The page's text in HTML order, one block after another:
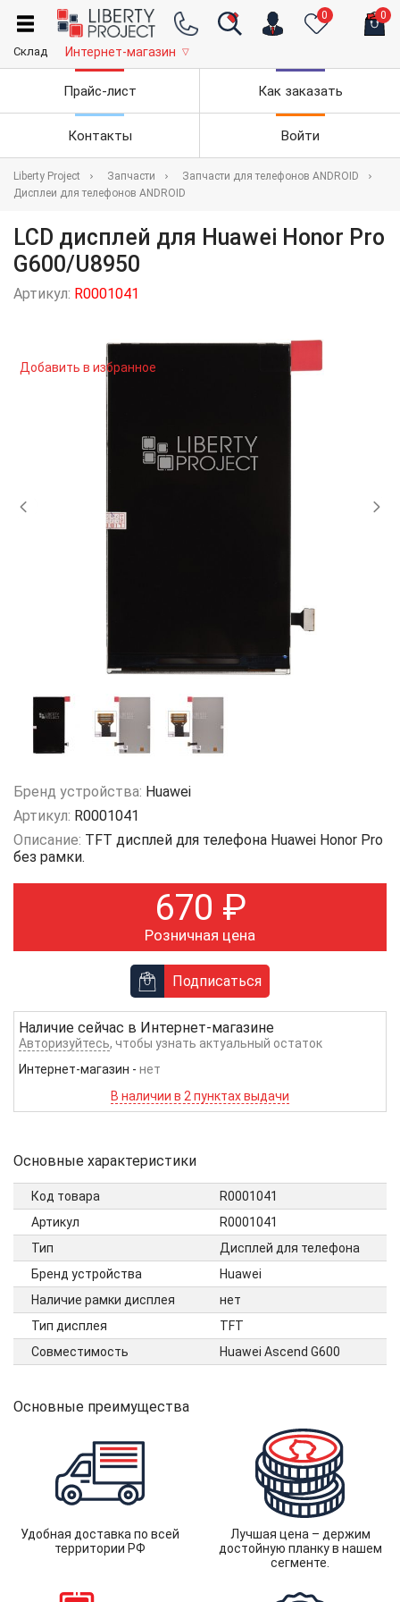
0 0
Склад Интернет-магазин ▽
Прайс-лист Как заказать
Контакты Войти
Liberty Project Запчасти
Запчасти для телефонов ANDROID
Дисплеи для телефонов ANDROID
LCD дисплей для Huawei Honor Pro
G600/U8950
Артикул: R0001041
Добавить в избранное
Бренд устройства: Huawei
Артикул: R0001041
Описание: TFT дисплей для телефона Huawei Honor Pro
без рамки.
670 ₽
Розничная цена
Подписаться
Наличие сейчас в Интернет-магазине
Авторизуйтесь, чтобы узнать актуальный остаток
Интернет-магазин - нет
В наличии в 2 пунктах выдачи
Основные характеристики
Код товара
R0001041
Артикул
R0001041
Тип
Дисплей для телефона
Бренд устройства
Huawei
Наличие рамки дисплея
нет
Тип дисплея
TFT
Совместимость
Huawei Ascend G600
Основные преимущества
Удобная доставка по всей
территории РФ
Лучшая цена – держим
достойную планку в нашем
сегменте.